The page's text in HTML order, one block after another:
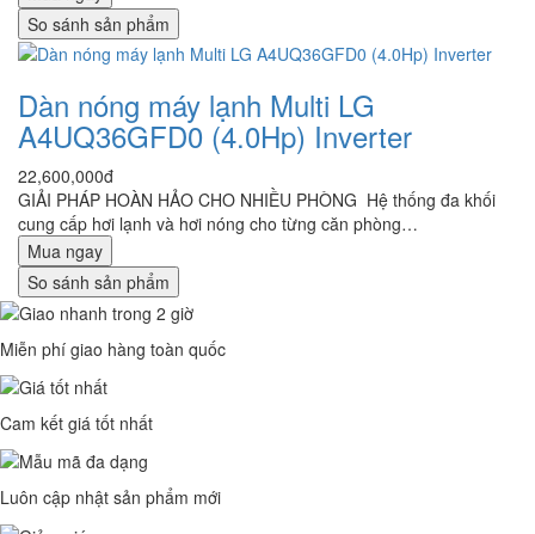
So sánh sản phẩm
Dàn nóng máy lạnh Multi LG
A4UQ36GFD0 (4.0Hp) Inverter
22,600,000đ
GIẢI PHÁP HOÀN HẢO CHO NHIỀU PHÒNG Hệ thống đa khối
cung cấp hơi lạnh và hơi nóng cho từng căn phòng…
Mua ngay
So sánh sản phẩm
Miễn phí giao hàng toàn quốc
Cam kết giá tốt nhất
Luôn cập nhật sản phẩm mới